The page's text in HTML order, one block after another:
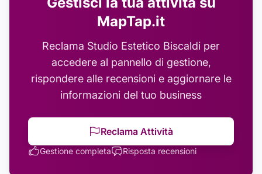
MapTap.it
Reclama Studio Estetico Biscaldi per
accedere al pannello di gestione,
rispondere alle recensioni e aggiornare le
informazioni del tuo business
Reclama Attività
Gestione completa Risposta recensioni